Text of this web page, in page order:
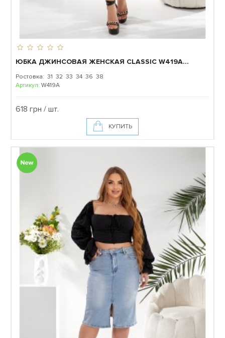
ЮБКА ДЖИНСОВАЯ ЖЕНСКАЯ CLASSIC W419A...
Ростовка: 31 32 33 34 36 38
Артикул: W419A
618 грн / шт.
КУПИТЬ